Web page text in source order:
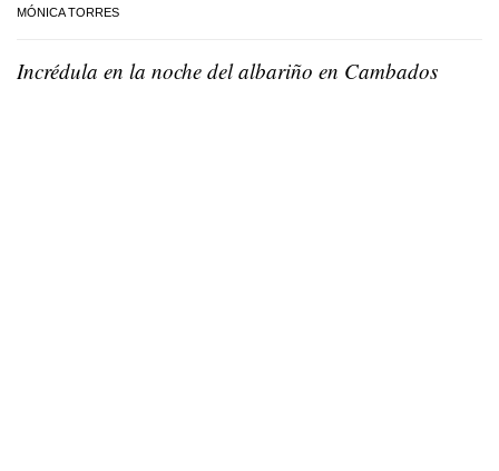
MÓNICA TORRES
Incrédula en la noche del albariño en Cambados